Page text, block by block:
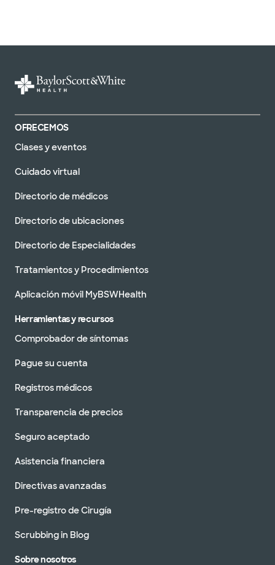
OFRECEMOS
Clases y eventos
Cuidado virtual
Directorio de médicos
Directorio de ubicaciones
Directorio de Especialidades
Tratamientos y Procedimientos
Aplicación móvil MyBSWHealth
Herramientas y recursos
Comprobador de síntomas
Pague su cuenta
Registros médicos
Transparencia de precios
Seguro aceptado
Asistencia financiera
Directivas avanzadas
Pre-registro de Cirugía
Scrubbing in Blog
Sobre nosotros